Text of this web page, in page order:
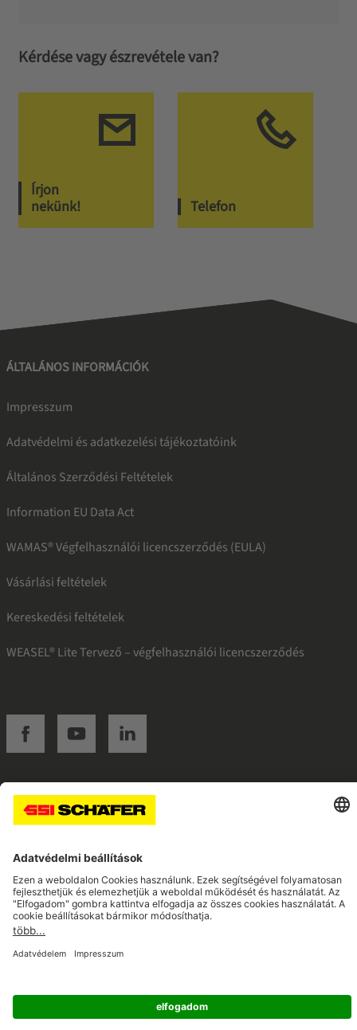
Kérdése vagy észrevétele van?
Írjon
nekünk!
Telefon
ÁLTALÁNOS INFORMÁCIÓK
Impresszum
Adatvédelmi és adatkezelési tájékoztatóink
Általános Szerződési Feltételek
Information EU Data Act
WAMAS® Végfelhasználói licencszerződés (EULA)
Vásárlási feltételek
Kereskedési feltételek
WEASEL® Lite Tervező – végfelhasználói licencszerződés
SSI facebookSSI youtubeSSI linkedin
Navigate to home page
© 2026